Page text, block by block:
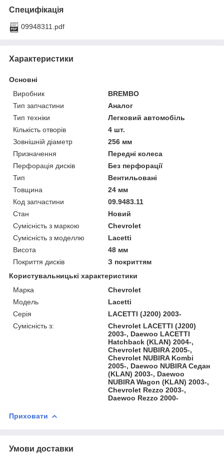
Специфікація
09948311.pdf
Характеристики
Основні
Виробник
BREMBO
Тип запчастини
Аналог
Тип техніки
Легковий автомобіль
Кількість отворів
4 шт.
Зовнішній діаметр
256 мм
Призначення
Передні колеса
Перфорація дисків
Без перфорації
Тип
Вентильовані
Товщина
24 мм
Код запчастини
09.9483.11
Стан
Новий
Сумісність з маркою
Chevrolet
Сумісність з моделлю
Lacetti
Висота
48 мм
Покриття дисків
З покриттям
Користувальницькі характеристики
Марка
Chevrolet
Модель
Lacetti
Серія
LACETTI (J200) 2003-
Сумісність з:
Chevrolet LACETTI (J200)
2003-, Daewoo LACETTI
Hatchback (KLAN) 2004-,
Chevrolet NUBIRA 2005-,
Chevrolet NUBIRA Kombi
2005-, Daewoo NUBIRA Седан
(KLAN) 2003-, Daewoo
NUBIRA Wagon (KLAN) 2003-,
Chevrolet Rezzo 2003-,
Daewoo Rezzo 2000-
Приховати
Умови доставки